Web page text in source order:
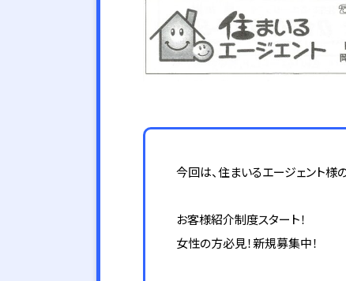
今回は、住まいるエージェント様
お客様紹介制度スタート！
女性の方必見！新規募集中！